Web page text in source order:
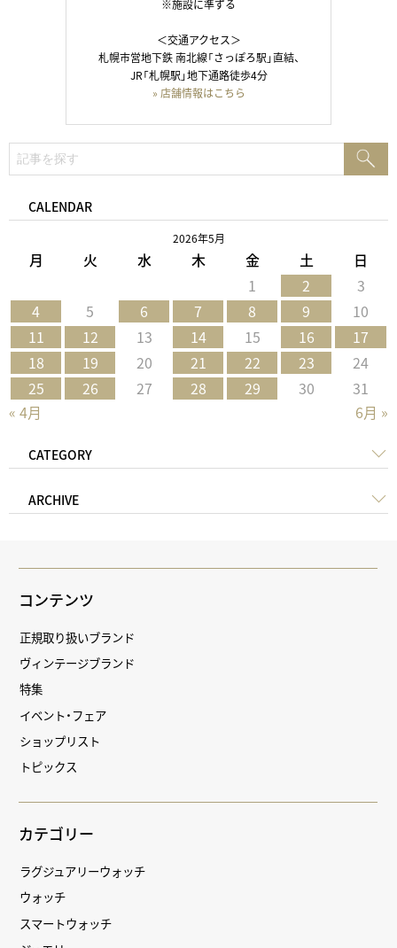
※施設に準ずる
＜交通アクセス＞
札幌市営地下鉄 南北線「さっぽろ駅」直結、
JR「札幌駅」地下通路徒歩4分
» 店舗情報はこちら
索:
CALENDAR
2026年5月
月 火 水 木 金 土 日
« 4月 6月 »
1 2
3
4
5 6 7 8 9
10
11
12 13 14 15 16
17
18
19 20 21 22 23
24
25
26 27 28 29 30 31
CATEGORY
ARCHIVE
コンテンツ
正規取り扱いブランド
ヴィンテージブランド
特集
イベント・フェア
ショップリスト
トピックス
カテゴリー
ラグジュアリーウォッチ
ウォッチ
スマートウォッチ